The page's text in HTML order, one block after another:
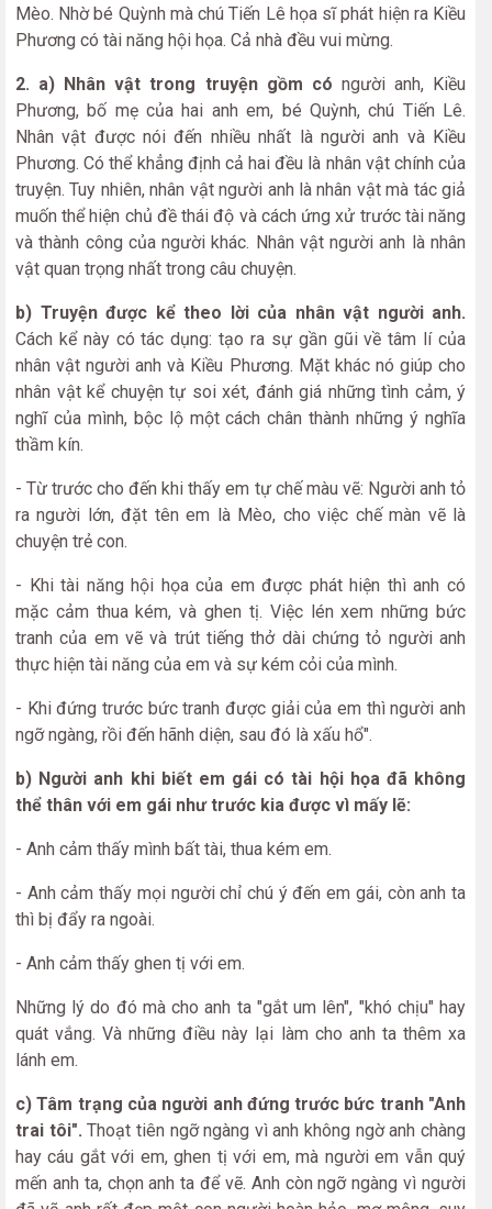
Mèo. Nhờ bé Quỳnh mà chú Tiến Lê họa sĩ phát hiện ra Kiều
Phương có tài năng hội họa. Cả nhà đều vui mừng.
2. a) Nhân vật trong truyện gồm có người anh, Kiều
Phương, bố mẹ của hai anh em, bé Quỳnh, chú Tiến Lê.
Nhân vật được nói đến nhiều nhất là người anh và Kiều
Phương. Có thể khẳng định cả hai đều là nhân vật chính của
truyện. Tuy nhiên, nhân vật người anh là nhân vật mà tác giả
muốn thể hiện chủ đề thái độ và cách ứng xử trước tài năng
và thành công của người khác. Nhân vật người anh là nhân
vật quan trọng nhất trong câu chuyện.
b) Truyện được kể theo lời của nhân vật người anh.
Cách kể này có tác dụng: tạo ra sự gần gũi về tâm lí của
nhân vật người anh và Kiều Phương. Mặt khác nó giúp cho
nhân vật kể chuyện tự soi xét, đánh giá những tình cảm, ý
nghĩ của mình, bộc lộ một cách chân thành những ý nghĩa
thầm kín.
- Từ trước cho đến khi thấy em tự chế màu vẽ: Người anh tỏ
ra người lớn, đặt tên em là Mèo, cho việc chế màn vẽ là
chuyện trẻ con.
- Khi tài năng hội họa của em được phát hiện thì anh có
mặc cảm thua kém, và ghen tị. Việc lén xem những bức
tranh của em vẽ và trút tiếng thở dài chứng tỏ người anh
thực hiện tài năng của em và sự kém cỏi của mình.
- Khi đứng trước bức tranh được giải của em thì người anh
ngỡ ngàng, rồi đến hãnh diện, sau đó là xấu hổ".
b) Người anh khi biết em gái có tài hội họa đã không
thể thân với em gái như trước kia được vì mấy lẽ:
- Anh cảm thấy mình bất tài, thua kém em.
- Anh cảm thấy mọi người chỉ chú ý đến em gái, còn anh ta
thì bị đẩy ra ngoài.
- Anh cảm thấy ghen tị với em.
Những lý do đó mà cho anh ta "gắt um lên", "khó chịu" hay
quát vắng. Và những điều này lại làm cho anh ta thêm xa
lánh em.
c) Tâm trạng của người anh đứng trước bức tranh "Anh
trai tôi". Thoạt tiên ngỡ ngàng vì anh không ngờ anh chàng
hay cáu gắt với em, ghen tị với em, mà người em vẫn quý
mến anh ta, chọn anh ta để vẽ. Anh còn ngỡ ngàng vì người